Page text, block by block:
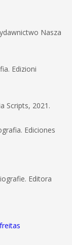
Nasza
Edizioni
Scripts, 2021.
Ediciones
Editora